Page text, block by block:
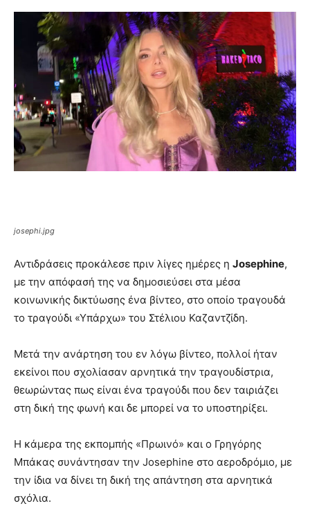
josephi.jpg
Αντιδράσεις προκάλεσε πριν λίγες ημέρες η Josephine,
με την απόφασή της να δημοσιεύσει στα μέσα
κοινωνικής δικτύωσης ένα βίντεο, στο οποίο τραγουδά
το τραγούδι «Υπάρχω» του Στέλιου Καζαντζίδη.
Μετά την ανάρτηση του εν λόγω βίντεο, πολλοί ήταν
εκείνοι που σχολίασαν αρνητικά την τραγουδίστρια,
θεωρώντας πως είναι ένα τραγούδι που δεν ταιριάζει
στη δική της φωνή και δε μπορεί να το υποστηρίξει.
Η κάμερα της εκπομπής «Πρωινό» και ο Γρηγόρης
Μπάκας συνάντησαν την Josephine στο αεροδρόμιο, με
την ίδια να δίνει τη δική της απάντηση στα αρνητικά
σχόλια.